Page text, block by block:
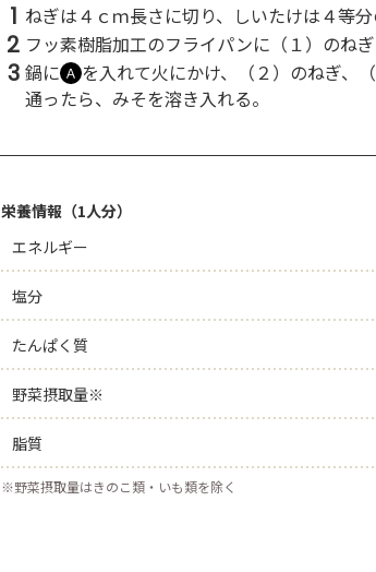
1 ねぎは４ｃｍ長さに切り、しいたけは４等
2 フッ素樹脂加工のフライパンに（１）のね
3 鍋に Ａ を入れて火にかけ、（２）のねぎ、
通ったら、みそを溶き入れる。
栄養情報（1人分）
エネルギー
塩分
たんぱく質
野菜摂取量※
脂質
※野菜摂取量はきのこ類・いも類を除く